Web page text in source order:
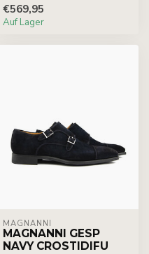
€569,95
Auf Lager
MAGNANNI
MAGNANNI GESP
NAVY CROSTIDIFU